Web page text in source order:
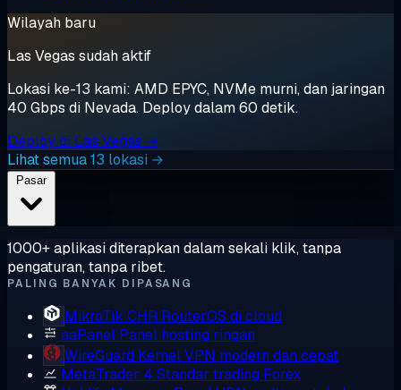
Wilayah baru
Las Vegas sudah aktif
Lokasi ke-13 kami: AMD EPYC, NVMe murni, dan jaringan
40 Gbps di Nevada. Deploy dalam 60 detik.
Deploy di Las Vegas →
Lihat semua 13 lokasi →
Pasar
1000+ aplikasi diterapkan dalam sekali klik, tanpa
pengaturan, tanpa ribet.
PALING BANYAK DIPASANG
MikroTik CHR RouterOS di cloud
aaPanel Panel hosting ringan
WireGuard Kernel VPN modern dan cepat
MetaTrader 4 Standar trading Forex